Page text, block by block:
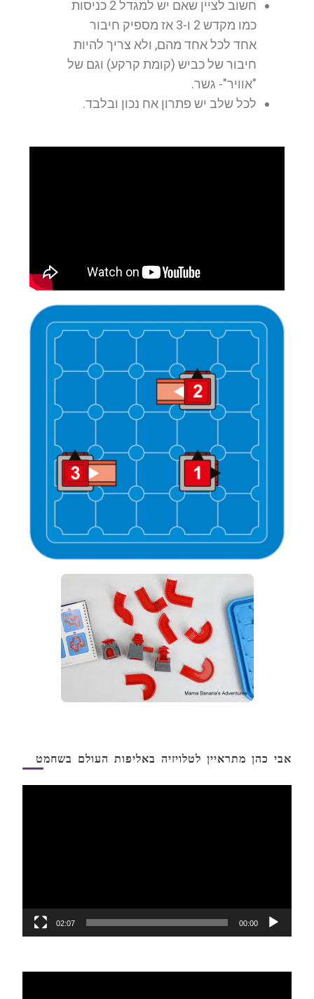
חשוב לציין שאם יש למגדל 2 כניסות
כמו מקדש 2 ו-3 אז מספיק חיבור
אחד לכל אחד מהם, ולא צריך להיות
חיבור של כביש (קומת קרקע) וגם של
"אוויר"- גשר.
לכל שלב יש פתרון אח נכון ובלבד.
אבי כהן מתראיין לטלויזיה באליפות העולם בשחמט
00:00
02:07